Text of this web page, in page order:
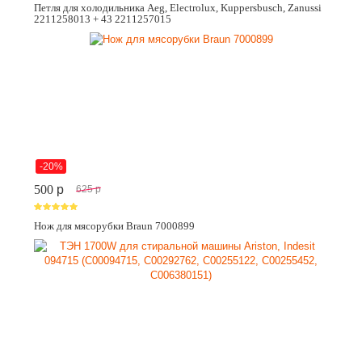
Петля для холодильника Aeg, Electrolux, Kuppersbusch, Zanussi
2211258013 + 43 2211257015
-20%
500 p 625 p
Нож для мясорубки Braun 7000899